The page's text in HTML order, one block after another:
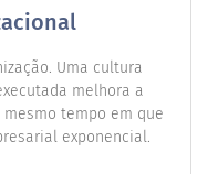
Uma cultura
melhora a
tempo em que
exponencial.